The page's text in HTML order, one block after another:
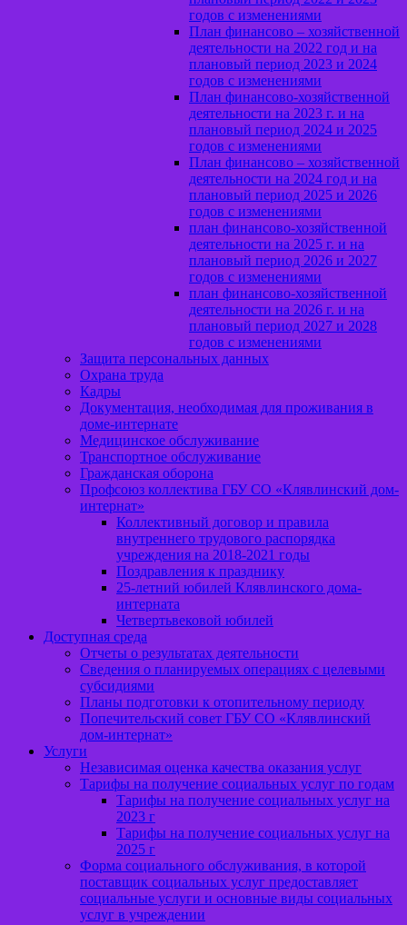
годов с изменениями
План финансово – хозяйственной
деятельности на 2022 год и на
плановый период 2023 и 2024
годов с изменениями
План финансово-хозяйственной
деятельности на 2023 г. и на
плановый период 2024 и 2025
годов с изменениями
План финансово – хозяйственной
деятельности на 2024 год и на
плановый период 2025 и 2026
годов с изменениями
план финансово-хозяйственной
деятельности на 2025 г. и на
плановый период 2026 и 2027
годов с изменениями
план финансово-хозяйственной
деятельности на 2026 г. и на
плановый период 2027 и 2028
годов с изменениями
Защита персональных данных
Охрана труда
Кадры
Документация, необходимая для проживания в
доме-интернате
Медицинское обслуживание
Транспортное обслуживание
Гражданская оборона
Профсоюз коллектива ГБУ СО «Клявлинский дом-
интернат»
Коллективный договор и правила
внутреннего трудового распорядка
учреждения на 2018-2021 годы
Поздравления к празднику
25-летний юбилей Клявлинского дома-
интерната
Четвертьвековой юбилей
Доступная среда
Отчеты о результатах деятельности
Сведения о планируемых операциях с целевыми
субсидиями
Планы подготовки к отопительному периоду
Попечительский совет ГБУ СО «Клявлинский
дом-интернат»
Услуги
Независимая оценка качества оказания услуг
Тарифы на получение социальных услуг по годам
Тарифы на получение социальных услуг на
2023 г
Тарифы на получение социальных услуг на
2025 г
Форма социального обслуживания, в которой
поставщик социальных услуг предоставляет
социальные услуги и основные виды социальных
услуг в учреждении